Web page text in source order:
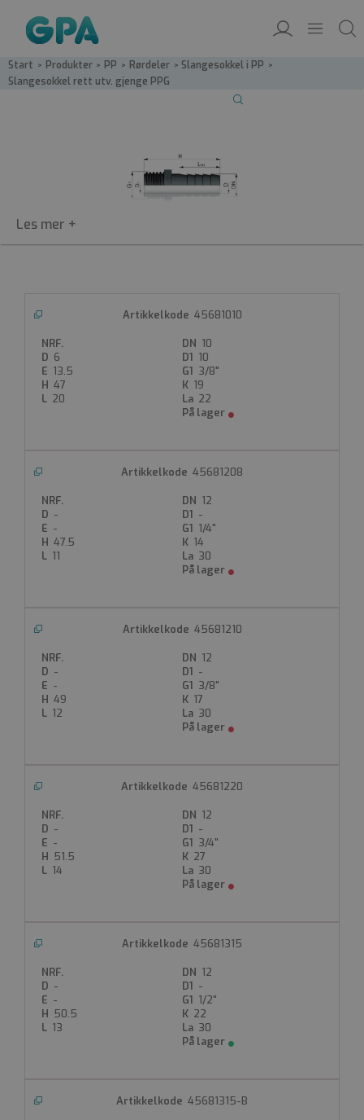
Start / Produkter / PP / Rørdeler / Slangesokkel i PP /
Slangesokkel rett utv. gjenge PPG
4568
PPG-slangesokkel, rett
Utvendig gjenge
PN 10
45681010
10
6
10
13.5
3/8"
47
19
20
22
45681208
12
-
-
-
1/4"
47.5
14
11
30
45681210
12
-
-
-
3/8"
49
17
12
30
45681220
12
-
-
-
3/4"
51.5
27
14
30
45681315
12
-
-
-
1/2"
50.5
22
13
30
45681315-B